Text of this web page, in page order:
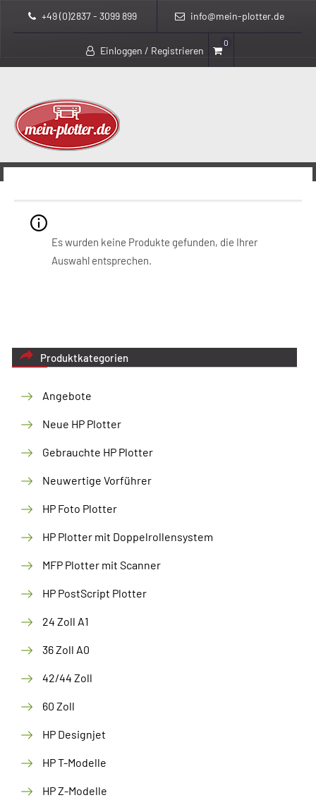
+49 (0)2837 - 3099 899 info@mein-plotter.de
Einloggen / Registrieren
0
> >
Es wurden keine Produkte gefunden, die Ihrer
Auswahl entsprechen.
Produktkategorien
Angebote
Neue HP Plotter
Gebrauchte HP Plotter
Neuwertige Vorführer
HP Foto Plotter
HP Plotter mit Doppelrollensystem
MFP Plotter mit Scanner
HP PostScript Plotter
24 Zoll A1
36 Zoll A0
42/44 Zoll
60 Zoll
HP Designjet
HP T-Modelle
HP Z-Modelle